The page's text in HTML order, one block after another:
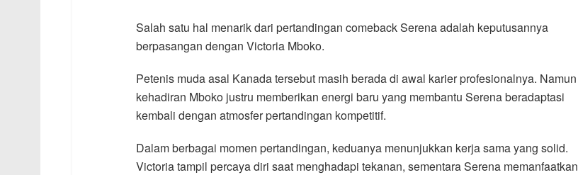
Salah satu hal menarik dari pertandingan comeback Serena adalah keputusannya
berpasangan dengan Victoria Mboko.
Petenis muda asal Kanada tersebut masih berada di awal karier profesionalnya. Namun
kehadiran Mboko justru memberikan energi baru yang membantu Serena beradaptasi
kembali dengan atmosfer pertandingan kompetitif.
Dalam berbagai momen pertandingan, keduanya menunjukkan kerja sama yang solid.
Victoria tampil percaya diri saat menghadapi tekanan, sementara Serena memanfaatkan